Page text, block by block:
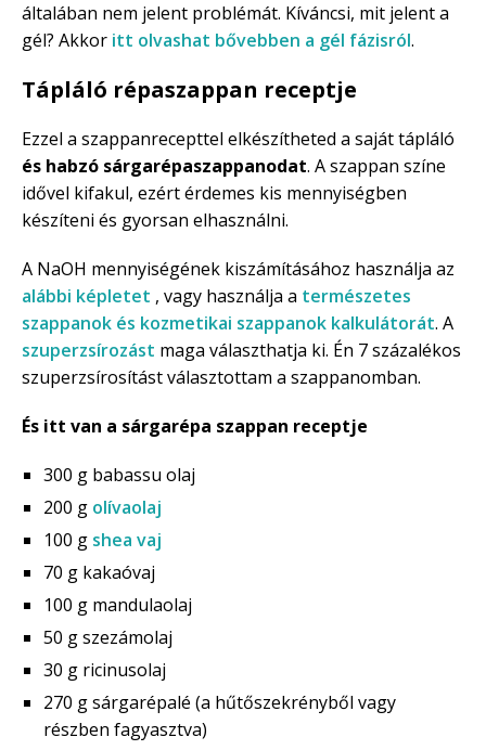
általában nem jelent problémát. Kíváncsi, mit jelent a
gél? Akkor itt olvashat bővebben a gél fázisról.
Tápláló répaszappan receptje
Ezzel a szappanrecepttel elkészítheted a saját tápláló
és habzó sárgarépaszappanodat. A szappan színe
idővel kifakul, ezért érdemes kis mennyiségben
készíteni és gyorsan elhasználni.
A NaOH mennyiségének kiszámításához használja az
alábbi képletet , vagy használja a természetes
szappanok és kozmetikai szappanok kalkulátorát. A
szuperzsírozást maga választhatja ki. Én 7 százalékos
szuperzsírosítást választottam a szappanomban.
És itt van a sárgarépa szappan receptje
300 g babassu olaj
200 g olívaolaj
100 g shea vaj
70 g kakaóvaj
100 g mandulaolaj
50 g szezámolaj
30 g ricinusolaj
270 g sárgarépalé (a hűtőszekrényből vagy
részben fagyasztva)